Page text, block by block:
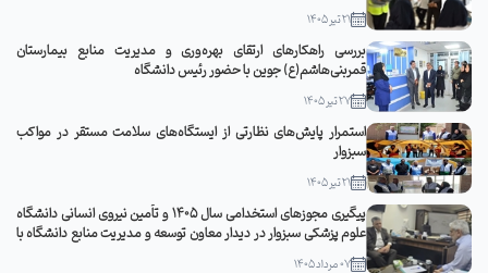
21 تیر 1405
بررسی راهکارهای ارتقای بهره‌وری و مدیریت منابع بیمارستان
قمربنی‌هاشم(ع) جوین با حضور رئیس دانشگاه
27 تیر 1405
استمرار پایش‌های نظارتی از ایستگاه‌های سلامت مستقر در مواکب
سبزوار
21 تیر 1405
پیگیری مجوزهای استخدامی سال ۱۴۰۵ و تأمین نیروی انسانی دانشگاه
علوم پزشکی سبزوار در دیدار معاون توسعه و مدیریت منابع دانشگاه با
مدیرکل منابع انسانی وزارت بهداشت
07 مرداد 1405